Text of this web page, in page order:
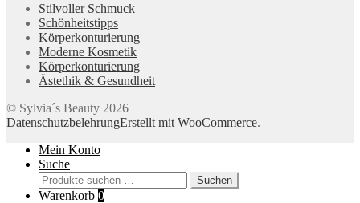
Stilvoller Schmuck
Schönheitstipps
Körperkonturierung
Moderne Kosmetik
Körperkonturierung
Ästethik & Gesundheit
© Sylvia´s Beauty 2026
DatenschutzbelehrungErstellt mit WooCommerce.
Mein Konto
Suche
Suchen
nach:
Suchen
Warenkorb 0